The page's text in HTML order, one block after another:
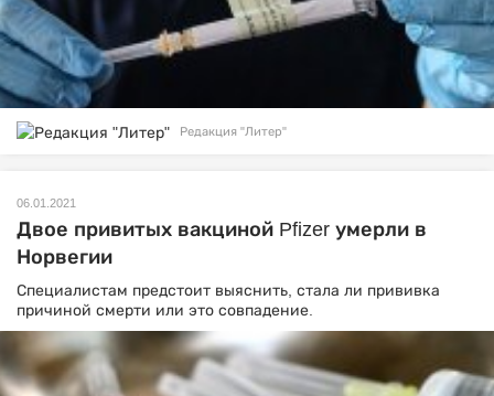
Редакция "Литер"
06.01.2021
Двое привитых вакциной Pfizer умерли в
Норвегии
Специалистам предстоит выяснить, стала ли прививка
причиной смерти или это совпадение.